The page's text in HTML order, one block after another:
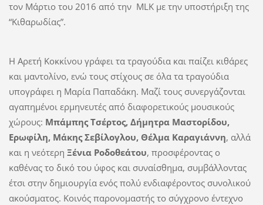
τον Μάρτιο του 2016 από την MLK με την υποστήριξη της
“Κιθαρωδίας”.
Η Αρετή Κοκκίνου γράφει τα τραγούδια και παίζει κιθάρες
και μαντολίνο, ενώ τους στίχους σε όλα τα τραγούδια
υπογράφει η Μαρία Παπαδάκη. Μαζί τους συνεργάζονται
αγαπημένοι ερμηνευτές από διαφορετικούς μουσικούς
χώρους: Μπάμπης Τσέρτος, Δήμητρα Μαστορίδου,
Ερωφίλη, Μάκης Σεβίλογλου, Θέλμα Καραγιάννη, αλλά
και η νεότερη Ξένια Ροδοθεάτου, προσφέροντας ο
καθένας το δικό του ύφος και συναίσθημα, συμβάλλοντας
έτσι στην δημιουργία ενός πολύ ενδιαφέροντος συνολικού
ακούσματος. Κοινός παρονομαστής το σύγχρονο έντεχνο